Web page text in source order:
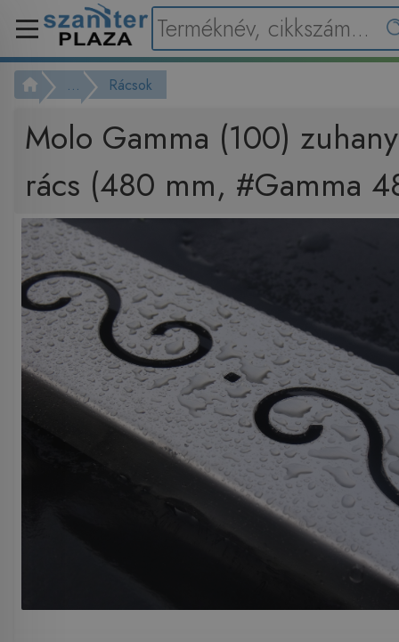
... Rácsok
Molo Gamma (100)
rács (480 mm, #Gamma